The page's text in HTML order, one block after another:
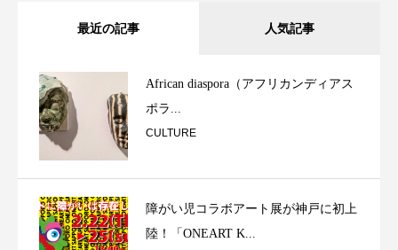
最近の記事 人気記事
African diaspora（アフリカンディアス
ポラ...
CULTURE
障がい児コラボアート展が神戸に初上
陸！「ONEART K...